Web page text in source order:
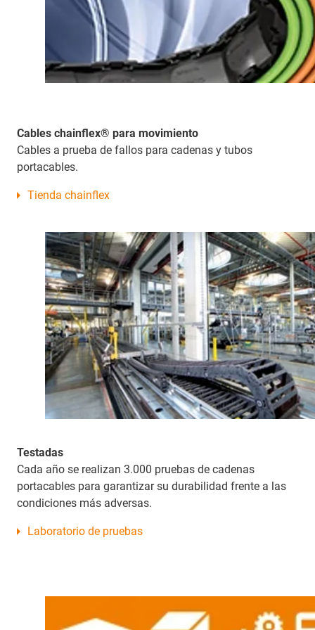
Cables chainflex® para movimiento
Cables a prueba de fallos para cadenas y tubos
portacables.
Tienda chainflex
Testadas
Cada año se realizan 3.000 pruebas de cadenas
portacables para garantizar su durabilidad frente a las
condiciones más adversas.
Laboratorio de pruebas